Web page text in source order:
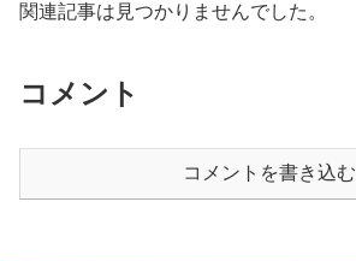
関連記事は見つかりませんでした。
コメント
コメントを書き込む